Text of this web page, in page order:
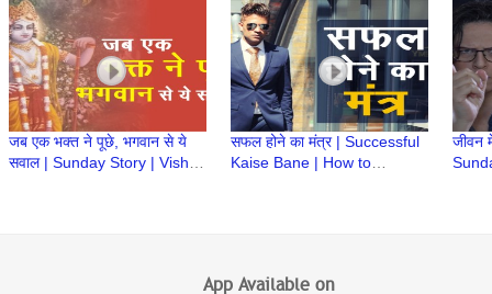
Gupta
जब एक भक्त ने पूछे, भगवान से ये
सवाल | Sunday Story | Vishal
सफल होने का मंत्र | Successful
Kaise Bane | How to
जीवन
App Available on